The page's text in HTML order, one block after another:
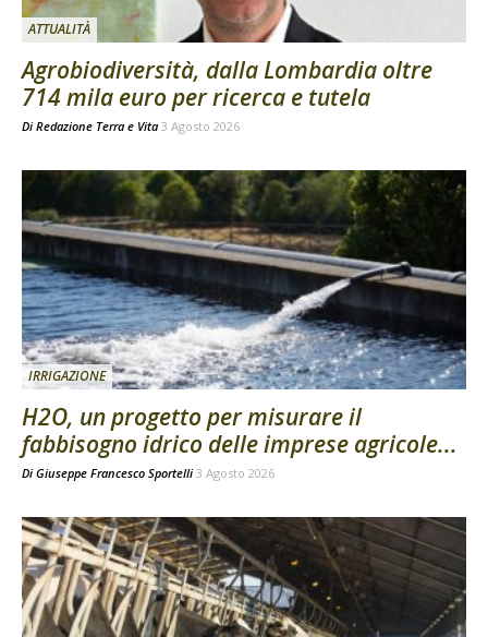
ATTUALITÀ
Agrobiodiversità, dalla Lombardia oltre
714 mila euro per ricerca e tutela
Di Redazione Terra e Vita 3 Agosto 2026
IRRIGAZIONE
H2O, un progetto per misurare il
fabbisogno idrico delle imprese agricole...
Di Giuseppe Francesco Sportelli 3 Agosto 2026